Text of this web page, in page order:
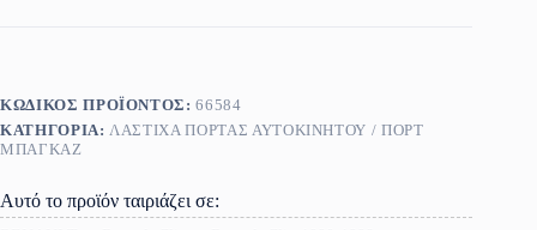
ΚΩΔΙΚΌΣ ΠΡΟΪΌΝΤΟΣ:66584
ΚΑΤΗΓΟΡΊΑ: ΛΆΣΤΙΧΑ ΠΌΡΤΑΣ ΑΥΤΟΚΙΝΉΤΟΥ / ΠΟΡΤ
ΜΠΑΓΚΑΖ
Αυτό το προϊόν ταιριάζει σε: